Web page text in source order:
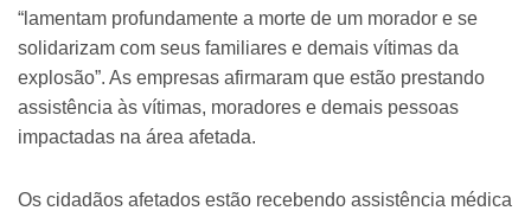
“lamentam profundamente a morte de um morador e se
solidarizam com seus familiares e demais vítimas da
explosão”. As empresas afirmaram que estão prestando
assistência às vítimas, moradores e demais pessoas
impactadas na área afetada.
Os cidadãos afetados estão recebendo assistência médica